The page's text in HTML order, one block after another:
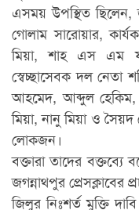
এসময় উপস্থিত ছিলেন,
গোলাম সারোয়ার,
মিয়া, শাহ এস এম
স্বেচ্ছাসেবক দল
আহমেদ, আব্দুল হেকিম,
মিয়া, নানু মিয়া ও সৈয়দ
লোকজন।
বক্তারা তাদের বক্তব্যে
জগন্নাথপুর প্রেসক্লাবের
জিলুর নিঃশর্ত মুক্তি